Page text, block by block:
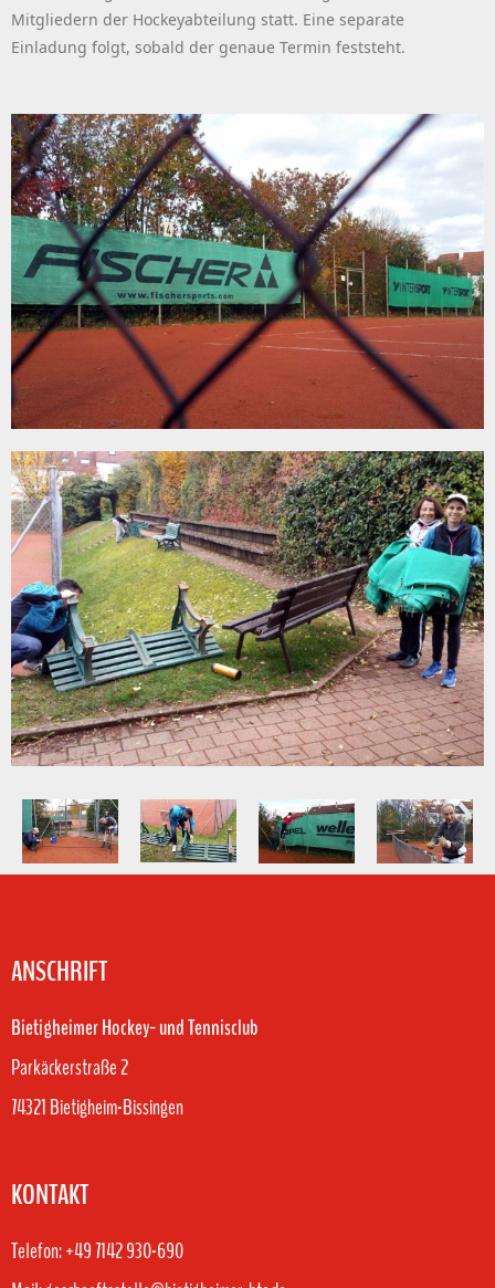
Mitgliedern der Hockeyabteilung statt. Eine separate
Einladung folgt, sobald der genaue Termin feststeht.
ANSCHRIFT
Bietigheimer Hockey- und Tennisclub
Parkäckerstraße 2
74321 Bietigheim-Bissingen
KONTAKT
Telefon: +49 7142 930-690